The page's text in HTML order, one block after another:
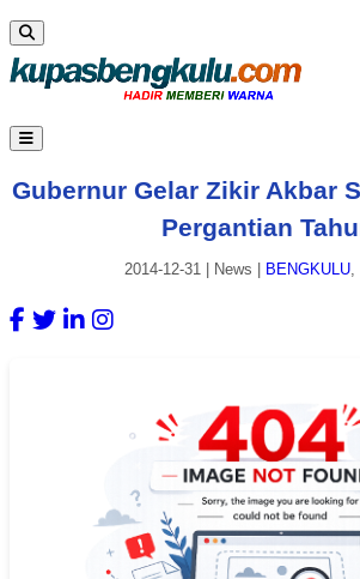
Gubernur Gelar Zikir Akbar
Pergantian
2014-12-31 News BENGKULU,